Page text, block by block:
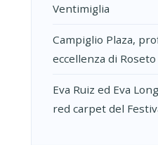
Ventimiglia
Campiglio Plaza,
eccellenza di Roseto
Eva Ruiz ed Eva
red carpet del